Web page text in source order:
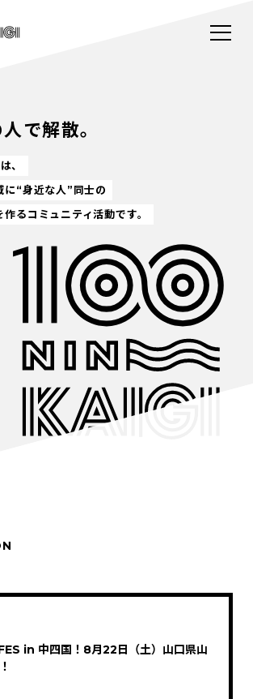
で解散。
、
に“身近な人”同士の
るコミュニティ活動です。
in 中四国！8月22日（土）山口県山